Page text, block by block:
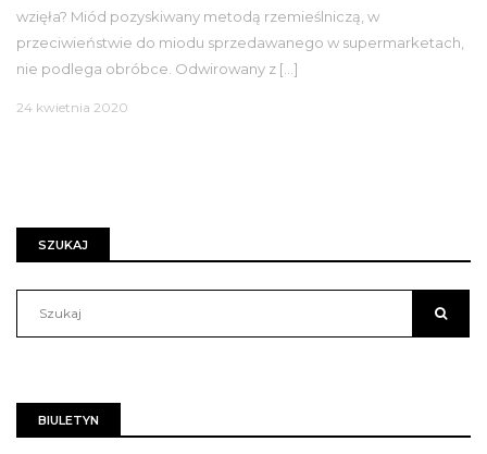
wzięła? Miód pozyskiwany metodą rzemieślniczą, w
przeciwieństwie do miodu sprzedawanego w supermarketach,
nie podlega obróbce. Odwirowany z […]
24 kwietnia 2020
SZUKAJ
BIULETYN